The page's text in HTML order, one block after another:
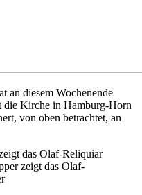
an diesem Wochenende
die Kirche in Hamburg-Horn
von oben betrachtet, an
zeigt das Olaf-